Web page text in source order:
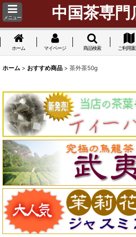
メニュー 中国茶専
ホーム マイページ 商品検索 ご利用
ホーム > おすすめ商品 > 茶外茶50g